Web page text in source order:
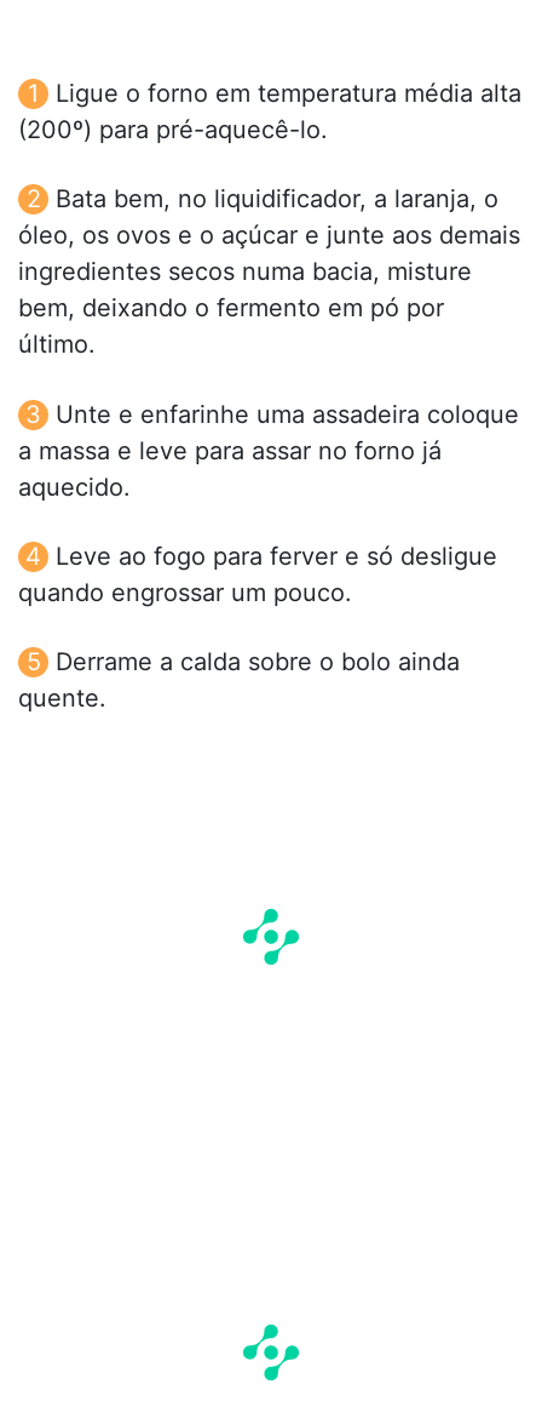
Ligue o forno em temperatura média alta
(200º) para pré-aquecê-lo.
Bata bem, no liquidificador, a laranja, o
óleo, os ovos e o açúcar e junte aos demais
ingredientes secos numa bacia, misture
bem, deixando o fermento em pó por
último.
Unte e enfarinhe uma assadeira coloque
a massa e leve para assar no forno já
aquecido.
Leve ao fogo para ferver e só desligue
quando engrossar um pouco.
Derrame a calda sobre o bolo ainda
quente.